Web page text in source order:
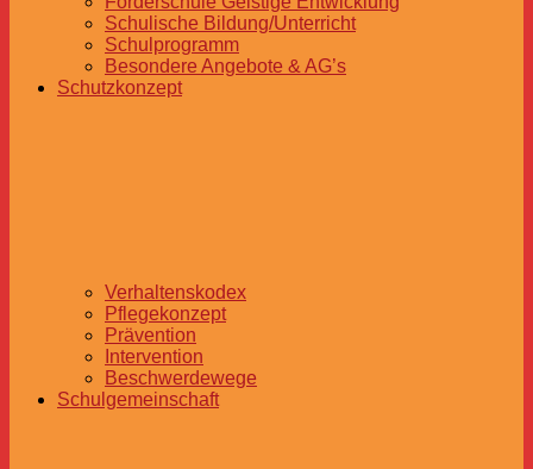
Schulische Bildung/Unterricht
Schulprogramm
Besondere Angebote & AG’s
Schutzkonzept
Verhaltenskodex
Pflegekonzept
Prävention
Intervention
Beschwerdewege
Schulgemeinschaft